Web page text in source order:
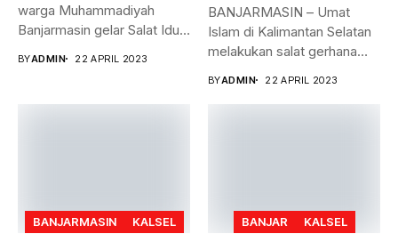
warga Muhammadiyah
Banjarmasin gelar Salat Idul
BYADMIN 22 APRIL 2023
BANJARMASIN – Umat
Islam di Kalimantan Selatan
melakukan salat gerhana
BYADMIN 22 APRIL 2023
BANJARMASIN KALSEL BANJAR KALSEL